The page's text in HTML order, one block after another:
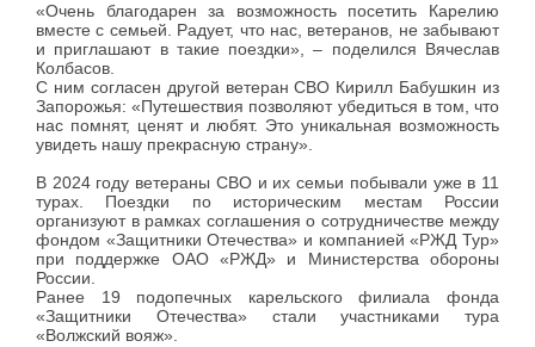
«Очень благодарен за возможность посетить Карелию
вместе с семьей. Радует, что нас, ветеранов, не забывают
и приглашают в такие поездки», – поделился Вячеслав
Колбасов.
С ним согласен другой ветеран СВО Кирилл Бабушкин из
Запорожья: «Путешествия позволяют убедиться в том, что
нас помнят, ценят и любят. Это уникальная возможность
увидеть нашу прекрасную страну».
В 2024 году ветераны СВО и их семьи побывали уже в 11
турах. Поездки по историческим местам России
организуют в рамках соглашения о сотрудничестве между
фондом «Защитники Отечества» и компанией «РЖД Тур»
при поддержке ОАО «РЖД» и Министерства обороны
России.
Ранее 19 подопечных карельского филиала фонда
«Защитники Отечества» стали участниками тура
«Волжский вояж».